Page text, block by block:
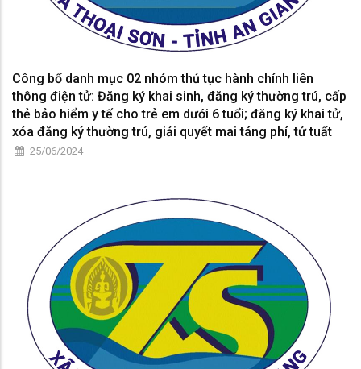
Công bố danh mục 02 nhóm thủ tục hành chính liên
thông điện tử: Đăng ký khai sinh, đăng ký thường trú, cấp
thẻ bảo hiểm y tế cho trẻ em dưới 6 tuổi; đăng ký khai tử,
xóa đăng ký thường trú, giải quyết mai táng phí, tử tuất
25/06/2024